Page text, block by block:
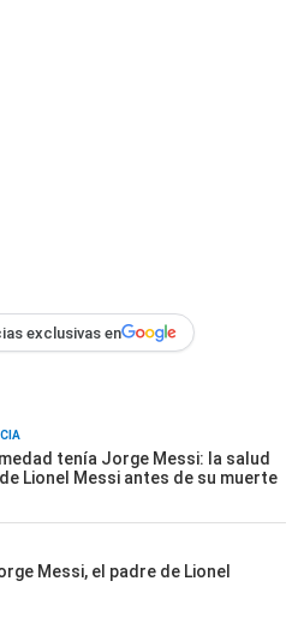
exclusivas en
tenía Jorge Messi: la salud
Lionel Messi antes de su muerte
Messi, el padre de Lionel